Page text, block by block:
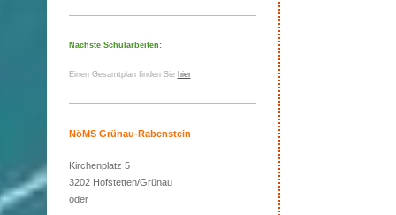
Nächste Schularbeiten:
Einen Gesamtplan finden Sie hier
NöMS Grünau-Rabenstein
Kirchenplatz 5
3202 Hofstetten/Grünau
oder